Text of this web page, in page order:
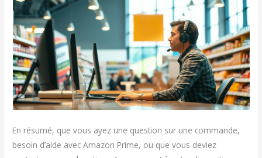
En résumé, que vous ayez une question sur une commande,
besoin d’aide avec Amazon Prime, ou que vous deviez